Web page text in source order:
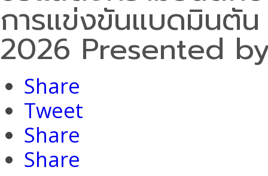
การแข่งขันแบดมินตั
2026 Presented
Share
Tweet
Share
Share